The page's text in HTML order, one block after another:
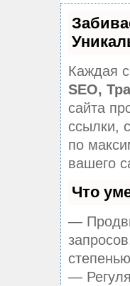
Каждая
SEO,
сайта
ссылки,
по
вашего
Что
—
—